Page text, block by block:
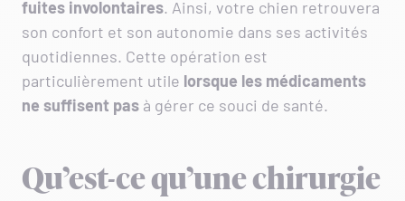
fuites involontaires. Ainsi, votre chien retrouvera
son confort et son autonomie dans ses activités
quotidiennes. Cette opération est
particulièrement utile lorsque les médicaments
ne suffisent pas à gérer ce souci de santé.
Qu’est-ce qu’une chirurgie